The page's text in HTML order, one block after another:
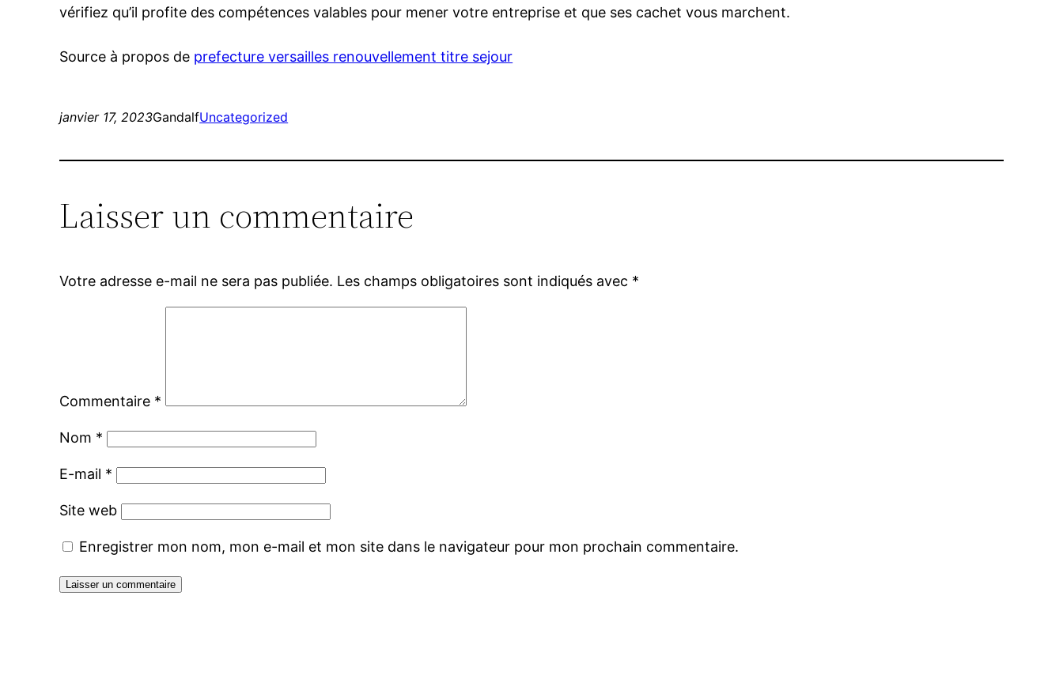
vérifiez qu’il profite des compétences valables pour mener votre entreprise et que ses cachet vous marchent.
Source à propos de prefecture versailles renouvellement titre sejour
janvier 17, 2023GandalfUncategorized
Laisser un commentaire
Votre adresse e-mail ne sera pas publiée. Les champs obligatoires sont indiqués avec *
Commentaire *
Nom *
E-mail *
Site web
Enregistrer mon nom, mon e-mail et mon site dans le navigateur pour mon prochain commentaire.